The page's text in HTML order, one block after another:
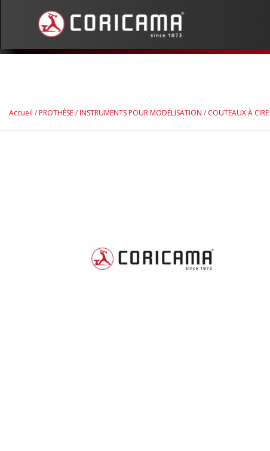
Accueil /PROTHÈSE/INSTRUMENTS POUR MODÉLISATION / COUTEAUX À CIRE